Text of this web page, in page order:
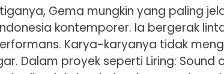
Gema mungkin yang paling
kontemporer. Ia bergerak
Karya-karyanya tidak
Dalam proyek seperti Liring: Sound